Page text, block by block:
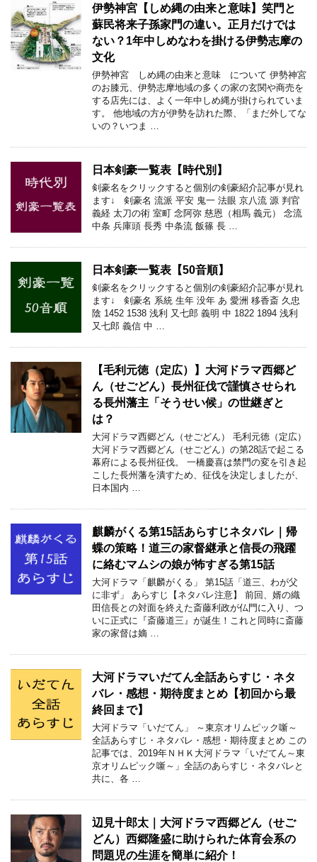
伊勢神宮【しめ縄の由来と意味】笑門と
蘇民将来子孫家門の違い。正月だけでは
ない？1年中しめなわを掛ける伊勢志摩の
文化
伊勢神宮 しめ縄の由来と意味 について 伊勢神宮
のお膝元、伊勢志摩地域の多くの家の玄関や商売を
する店先には、よく一年中しめ縄が掛けられていま
す。 他地域の方が伊勢を訪れた際、「まだ外してな
いの？いつま …
日本剣豪一覧表【時代別】
剣豪名をクリックすると個別の剣豪紹介記事が見れ
ます↓ 剣豪名 流派 平安 鬼一 法眼 京八流 源 判官
義経 太刀の術 室町 念阿弥 慈恩（相馬 義元） 念流
中条 兵庫頭 長秀 中条流 飯篠 長 …
日本剣豪一覧表【50音順】
剣豪名をクリックすると個別の剣豪紹介記事が見れ
ます↓ 剣豪名 系統 生年 没年 あ 愛洲 移香斎 久忠
陰 1452 1538 浅利 又七郎 義明 中 1822 1894 浅利
又七郎 義信 中 …
【毛利元徳（定広）】大河ドラマ西郷ど
ん（せごどん）長州征伐で謹慎させられ
る長州藩主「そうせい候」の世継ぎと
は？
大河ドラマ西郷どん（せごどん） 毛利元徳（定広）
大河ドラマ西郷どん（せごどん）の第28話で起こる
幕府による長州征伐。 一橋慶喜は禁門の変を引き起
こした長州藩を潰すため、征伐を決定しましたが、
日本国内 …
麒麟がくる第15話あらすじネタバレ｜帰
蝶の策略！道三の家督継承と信長の飛躍
に絡むマムシの娘が怖すぎる第15話
大河ドラマ「麒麟がくる」 第15話「道三、わが父
に非ず」 あらすじ【ネタバレ注意】 前回、婿の織
田信長との対面を終えた斎藤利政が仏門に入り、つ
いに正式に『斎藤道三』が誕生！これと同時に斎藤
家の家督は嫡 …
大河ドラマいだてん全話あらすじ・ネタ
バレ・感想・期待度まとめ【初回から最
終回まで】
大河ドラマ「いだてん」 ～東京オリムピック噺～
全話あらすじ・ネタバレ・感想・期待度まとめ この
記事では、2019年ＮＨＫ大河ドラマ「いだてん～東
京オリムピック噺～」全話のあらすじ・ネタバレと
共に、各 …
辺見十郎太｜大河ドラマ西郷どん（せご
どん）西郷隆盛に助けられた体育会系の
問題児の生涯を簡単に紹介！